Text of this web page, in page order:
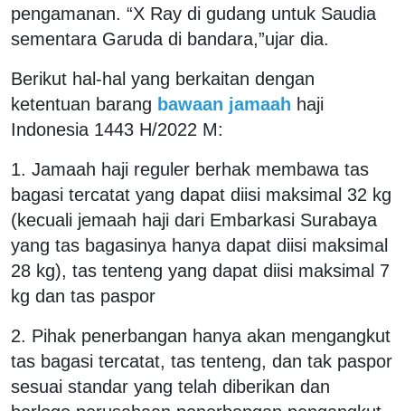
pengamanan. “X Ray di gudang untuk Saudia
sementara Garuda di bandara,”ujar dia.
Berikut hal-hal yang berkaitan dengan
ketentuan barang bawaan jamaah haji
Indonesia 1443 H/2022 M:
1. Jamaah haji reguler berhak membawa tas
bagasi tercatat yang dapat diisi maksimal 32 kg
(kecuali jemaah haji dari Embarkasi Surabaya
yang tas bagasinya hanya dapat diisi maksimal
28 kg), tas tenteng yang dapat diisi maksimal 7
kg dan tas paspor
2. Pihak penerbangan hanya akan mengangkut
tas bagasi tercatat, tas tenteng, dan tak paspor
sesuai standar yang telah diberikan dan